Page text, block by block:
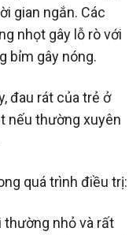
gian ngắn. Các
nhọt gây lỗ rò với
bỉm gây nóng.
đau rát của trẻ ở
nếu thường xuyên
quá trình điều trị:
thường nhỏ và rất